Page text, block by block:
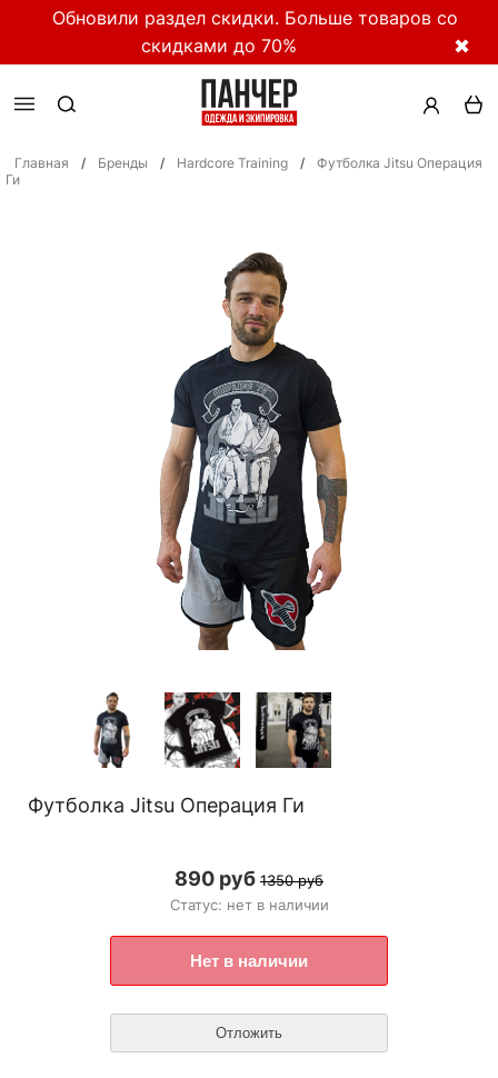
Обновили раздел скидки. Больше товаров со
скидками до 70%
✖
Главная / Бренды / Hardcore Training /
Футболка Jitsu Операция
Ги
Футболка Jitsu Операция Ги
890 руб 1350 руб
Статус: нет в наличии